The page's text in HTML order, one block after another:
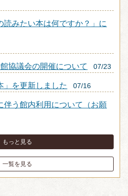
読みたい本は何ですか？」に
協議会の開催について 07/23
」を更新しました 07/16
伴う館内利用について（お願
もっと見る
一覧を見る